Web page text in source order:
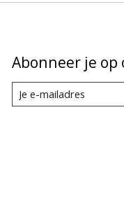
Abonneer je